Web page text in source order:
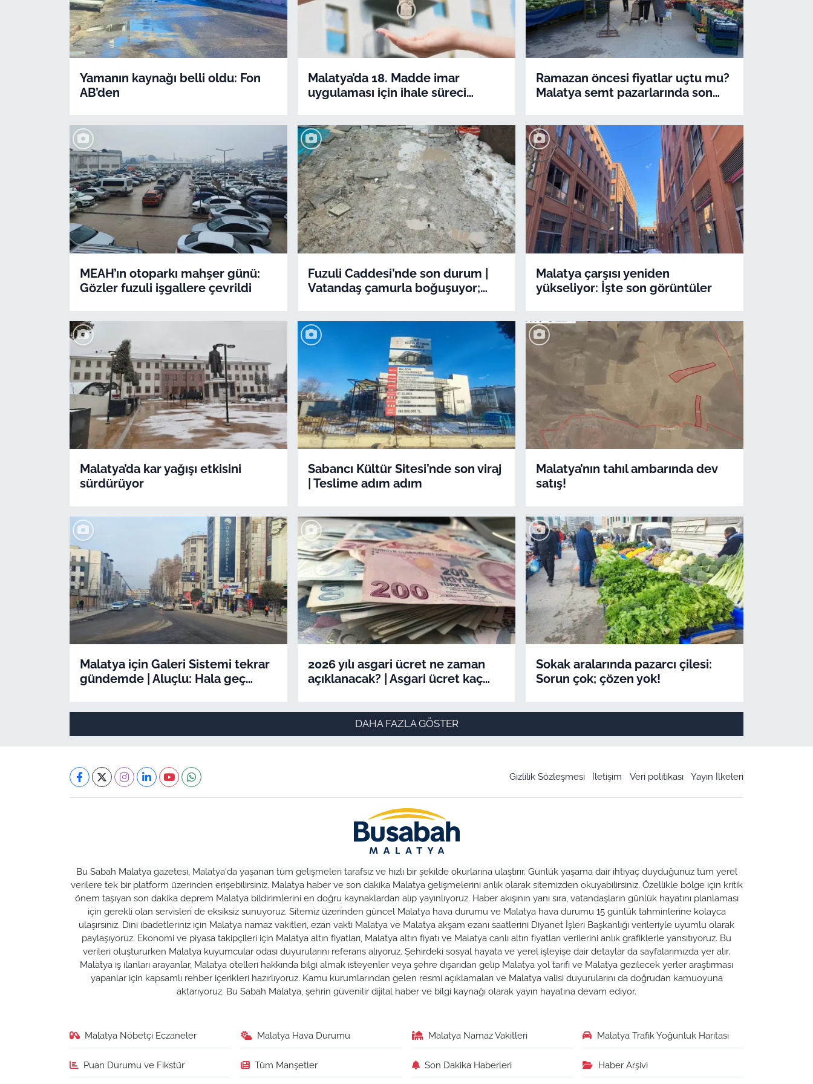
Yamanın kaynağı belli oldu: Fon
AB’den
Malatya’da 18. Madde imar
uygulaması için ihale süreci
Ramazan öncesi fiyatlar uçtu mu?
Malatya semt pazarlarında son
MEAH’ın otoparkı mahşer günü:
Gözler fuzuli işgallere çevrildi
Fuzuli Caddesi’nde son durum |
Vatandaş çamurla boğuşuyor;
Malatya çarşısı yeniden
yükseliyor: İşte son görüntüler
Malatya’da kar yağışı etkisini
sürdürüyor
Sabancı Kültür Sitesi’nde son viraj
| Teslime adım adım
Malatya’nın tahıl ambarında dev
satış!
Malatya için Galeri Sistemi tekrar
gündemde | Aluçlu: Hala geç
2026 yılı asgari ücret ne zaman
açıklanacak? | Asgari ücret kaç
Sokak aralarında pazarcı çilesi:
Sorun çok; çözen yok!
DAHA FAZLA GÖSTER
Gizlilik Sözleşmesi İletişim Veri politikası Yayın İlkeleri
Bu Sabah Malatya gazetesi, Malatya'da yaşanan tüm gelişmeleri tarafsız ve hızlı bir şekilde okurlarına ulaştırır. Günlük yaşama dair ihtiyaç duyduğunuz tüm yerel
verilere tek bir platform üzerinden erişebilirsiniz. Malatya haber ve son dakika Malatya gelişmelerini anlık olarak sitemizden okuyabilirsiniz. Özellikle bölge için kritik
önem taşıyan son dakika deprem Malatya bildirimlerini en doğru kaynaklardan alıp yayınlıyoruz. Haber akışının yanı sıra, vatandaşların günlük hayatını planlaması
için gerekli olan servisleri de eksiksiz sunuyoruz. Sitemiz üzerinden güncel Malatya hava durumu ve Malatya hava durumu 15 günlük tahminlerine kolayca
ulaşırsınız. Dini ibadetleriniz için Malatya namaz vakitleri, ezan vakti Malatya ve Malatya akşam ezanı saatlerini Diyanet İşleri Başkanlığı verileriyle uyumlu olarak
paylaşıyoruz. Ekonomi ve piyasa takipçileri için Malatya altın fiyatları, Malatya altın fiyatı ve Malatya canlı altın fiyatları verilerini anlık grafiklerle yansıtıyoruz. Bu
verileri oluştururken Malatya kuyumcular odası duyurularını referans alıyoruz. Şehirdeki sosyal hayata ve yerel işleyişe dair detaylar da sayfalarımızda yer alır.
Malatya iş ilanları arayanlar, Malatya otelleri hakkında bilgi almak isteyenler veya şehre dışarıdan gelip Malatya yol tarifi ve Malatya gezilecek yerler araştırması
yapanlar için kapsamlı rehber içerikleri hazırlıyoruz. Kamu kurumlarından gelen resmi açıklamaları ve Malatya valisi duyurularını da doğrudan kamuoyuna
aktarıyoruz. Bu Sabah Malatya, şehrin güvenilir dijital haber ve bilgi kaynağı olarak yayın hayatına devam ediyor.
Malatya Nöbetçi Eczaneler Malatya Hava Durumu Malatya Namaz Vakitleri Malatya Trafik Yoğunluk Haritası
Puan Durumu ve Fikstür Tüm Manşetler Son Dakika Haberleri Haber Arşivi